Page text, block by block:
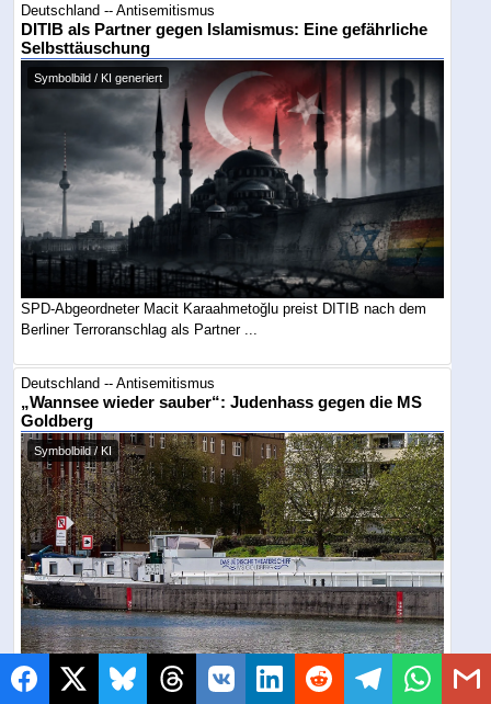
Deutschland -- Antisemitismus
DITIB als Partner gegen Islamismus: Eine gefährliche
Selbsttäuschung
Symbolbild / KI generiert
SPD-Abgeordneter Macit Karaahmetoğlu preist DITIB nach dem
Berliner Terroranschlag als Partner ...
Deutschland -- Antisemitismus
„Wannsee wieder sauber“: Judenhass gegen die MS
Goldberg
Symbolbild / KI